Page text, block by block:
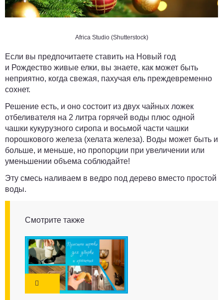
Africa Studio (Shutterstock)
Если вы предпочитаете ставить на Новый год
и Рождество живые елки, вы знаете, как может быть
неприятно, когда свежая, пахучая ель преждевременно
сохнет.
Решение есть, и оно состоит из двух чайных ложек
отбеливателя на 2 литра горячей воды плюс одной
чашки кукурузного сиропа и восьмой части чашки
порошкового железа (хелата железа). Воды может быть и
больше, и меньше, но пропорции при увеличении или
уменьшении объема соблюдайте!
Эту смесь наливаем в ведро под дерево вместо простой
воды.
Смотрите также